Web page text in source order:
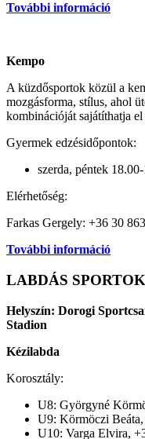
További információ
Kempo
A küzdősportok közül a
mozgásforma, stílus, ahol
kombinációját sajátíthatja
Gyermek edzésidőpontok:
szerda, péntek
Elérhetőség:
Farkas Gergely: +36 30
További információ
LABDÁS SPORTOK
Helyszín: Dorogi
Stadion
Kézilabda
Korosztály:
U8: Györgyné
U9: Körmöczi
U10: Varga Elvira,